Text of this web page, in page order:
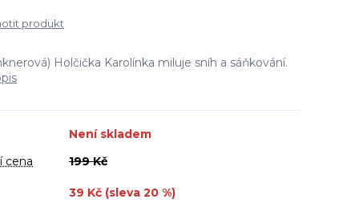
produkt
Holčička Karolínka miluje sníh a sáňkování.
Není skladem
cena
199 Kč
39 Kč (sleva 20 %)